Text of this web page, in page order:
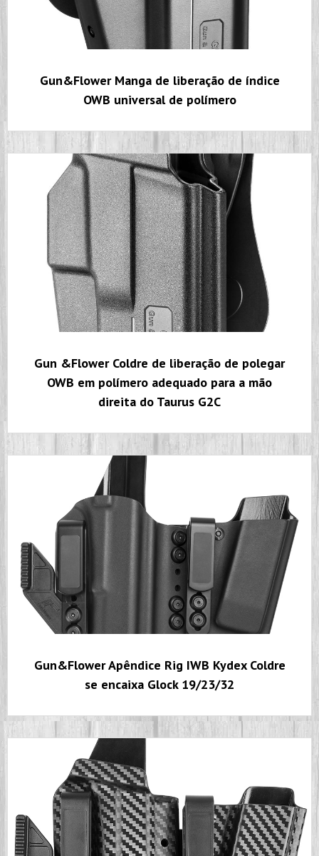
Gun&Flower Manga de liberação de índice
OWB universal de polímero
Gun &Flower Coldre de liberação de polegar
OWB em polímero adequado para a mão
direita do Taurus G2C
Gun&Flower Apêndice Rig IWB Kydex Coldre
se encaixa Glock 19/23/32